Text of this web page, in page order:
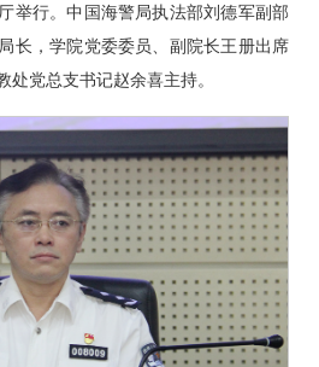
举行。中国海警局执法部刘德军副部
长，学院党委委员、副院长王册出席
党总支书记赵余喜主持。